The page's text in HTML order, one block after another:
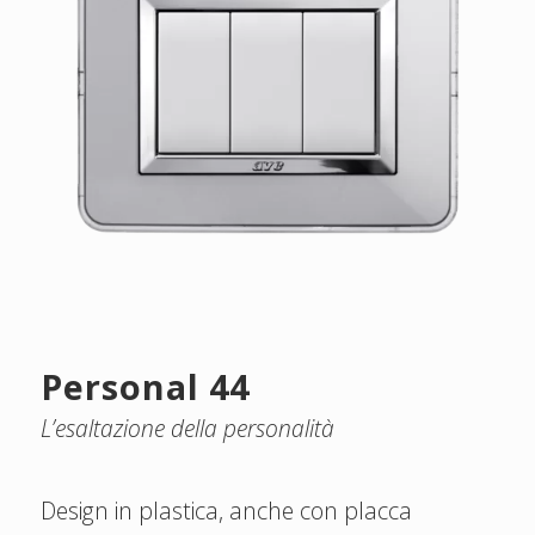
Personal 44
L’esaltazione della personalità
Design in plastica, anche con placca